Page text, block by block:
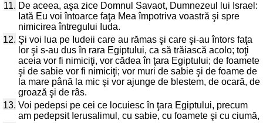
11. De aceea, aşa zice Domnul Savaot, Dumnezeul lui Israel:
Iată Eu voi întoarce faţa Mea împotriva voastră şi spre
nimicirea întregului Iuda.
12. Şi voi lua pe Iudeii care au rămas şi care şi-au întors faţa
lor şi s-au dus în rara Egiptului, ca să trăiască acolo; toţi
aceia vor fi nimiciţi, vor cădea în ţara Egiptului; de foamete
şi de sabie vor fi nimiciţi; vor muri de sabie şi de foame de
la mare până la mic şi vor ajunge de blestem, de ocară, de
groază şi de râs.
13. Voi pedepsi pe cei ce locuiesc în ţara Egiptului, precum
am pedepsit Ierusalimul, cu sabie, cu foamete şi cu ciumă,